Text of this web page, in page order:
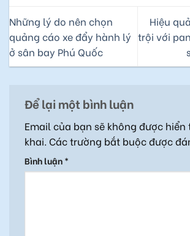
Những lý do nên chọn
quảng cáo xe đẩy hành lý
ở sân bay Phú Quốc
Hiệu
trội với
Để lại một bình luận
Email của bạn sẽ không được hiển
khai. Các trường bắt buộc được
Bình luận*